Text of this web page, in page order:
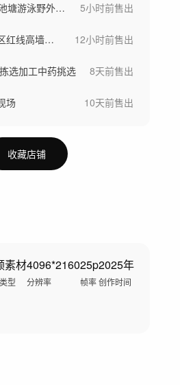
80后回忆孩子跳水池塘游泳野外洗澡溺水 5小时前售出
监狱法律铁丝网监区红线高墙不容侵犯宣传语 12小时前售出
选加工中药挑选 8天前售出
场 10天前售出
收藏店铺
素材
型
4096*2160
分辨率
25p
帧率
2025年
创作时间